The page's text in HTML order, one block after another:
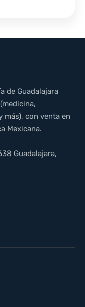
de Guadalajara
con venta en
Mexicana.
Guadalajara,